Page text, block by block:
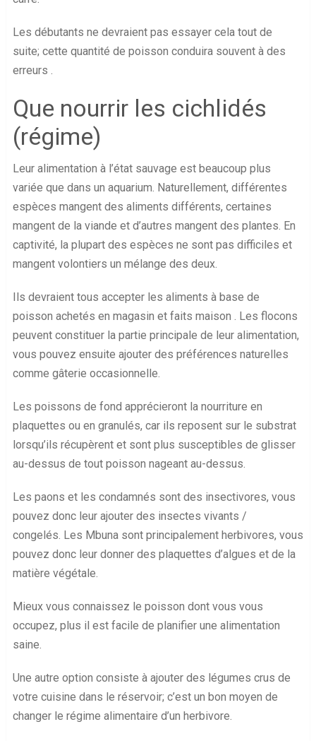
Les débutants ne devraient pas essayer cela tout de
suite; cette quantité de poisson conduira souvent à des
erreurs .
Que nourrir les cichlidés
(régime)
Leur alimentation à l’état sauvage est beaucoup plus
variée que dans un aquarium. Naturellement, différentes
espèces mangent des aliments différents, certaines
mangent de la viande et d’autres mangent des plantes. En
captivité, la plupart des espèces ne sont pas difficiles et
mangent volontiers un mélange des deux.
Ils devraient tous accepter les aliments à base de
poisson achetés en magasin et faits maison . Les flocons
peuvent constituer la partie principale de leur alimentation,
vous pouvez ensuite ajouter des préférences naturelles
comme gâterie occasionnelle.
Les poissons de fond apprécieront la nourriture en
plaquettes ou en granulés, car ils reposent sur le substrat
lorsqu’ils récupèrent et sont plus susceptibles de glisser
au-dessus de tout poisson nageant au-dessus.
Les paons et les condamnés sont des insectivores, vous
pouvez donc leur ajouter des insectes vivants /
congelés. Les Mbuna sont principalement herbivores, vous
pouvez donc leur donner des plaquettes d’algues et de la
matière végétale.
Mieux vous connaissez le poisson dont vous vous
occupez, plus il est facile de planifier une alimentation
saine.
Une autre option consiste à ajouter des légumes crus de
votre cuisine dans le réservoir; c’est un bon moyen de
changer le régime alimentaire d’un herbivore.